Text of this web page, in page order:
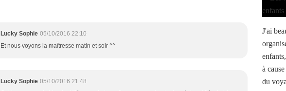
Lucky Sophie 05/10/2016 22:10
Et nous voyons la maîtresse matin et soir ^^
Lucky Sophie 05/10/2016 21:48
J'ai
à
du